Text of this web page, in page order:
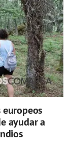
ayudar a